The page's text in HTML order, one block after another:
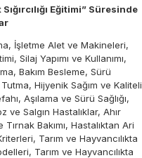
Eğitimi” Süresinde
İşletme Alet ve Makineleri,
Silaj Yapımı ve Kullanımı,
Bakım Besleme, Sürü
Hijyenik Sağım ve Kaliteli
Aşılama ve Sürü Sağlığı,
ve Salgın Hastalıklar, Ahır
Bakımı, Hastalıktan Ari
Tarım ve Hayvancılıkta
Tarım ve Hayvancılıkta